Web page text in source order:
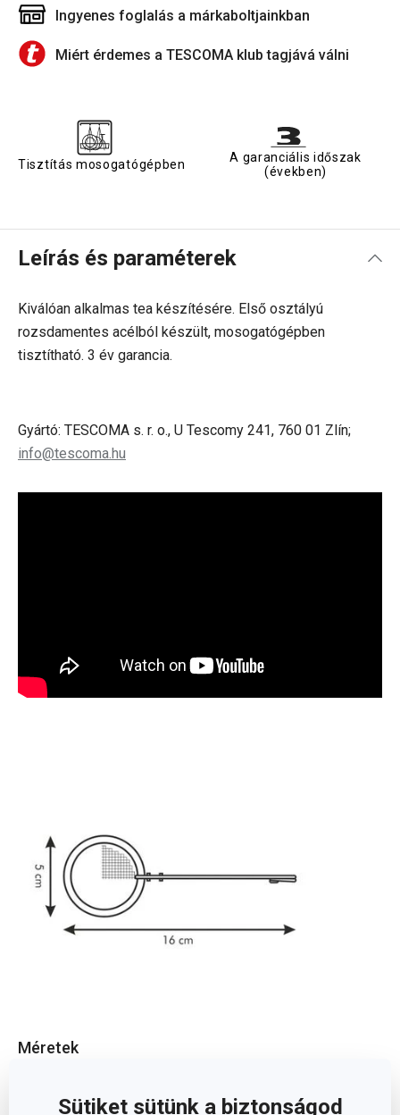
Sütiket sütünk a biztonságod
Ingyenes foglalás a márkaboltjainkban
Miért érdemes a TESCOMA klub tagjává válni
Tisztítás mosogatógépben
A garanciális időszak
(években)
Leírás és paraméterek
Kiválóan alkalmas tea készítésére. Első osztályú
rozsdamentes acélból készült, mosogatógépben
tisztítható. 3 év garancia.
Gyártó: TESCOMA s. r. o., U Tescomy 241, 760 01 Zlín;
info@tescoma.hu
Méretek
A TERMÉK SZÉLESSÉGE (CM)